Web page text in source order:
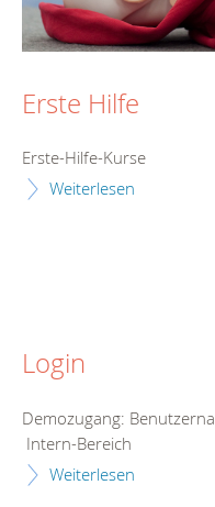
Erste Hilfe
Erste-Hilfe-Kurse
Weiterlesen
Login
Demozugang:
Intern-Bereich
Weiterlesen